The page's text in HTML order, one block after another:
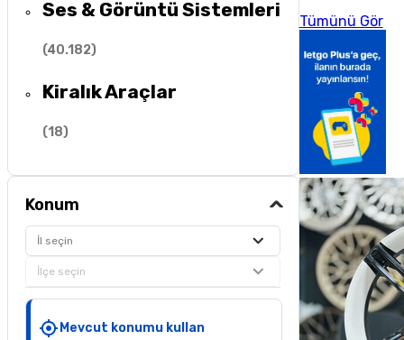
Ses & Görüntü Sistemleri
(40.182)
Kiralık Araçlar
(18)
Konum
İl seçin
İlçe seçin
Mevcut konumu kullan
Tümünü Gör